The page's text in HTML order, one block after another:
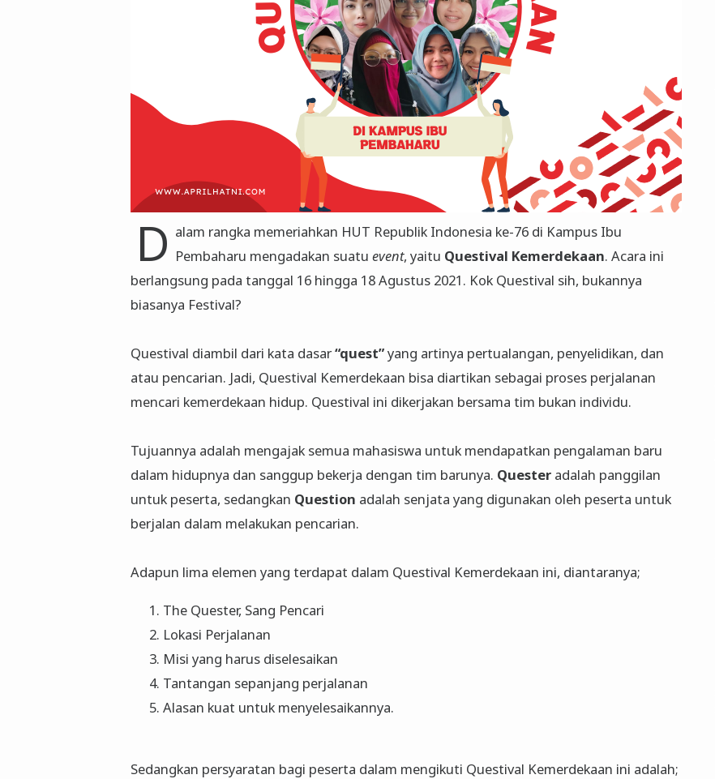
D alam rangka memeriahkan HUT Republik Indonesia ke-76 di Kampus Ibu
Pembaharu mengadakan suatu event, yaitu Questival Kemerdekaan. Acara ini
berlangsung pada tanggal 16 hingga 18 Agustus 2021. Kok Questival sih, bukannya
biasanya Festival?
Questival diambil dari kata dasar“quest”yang artinya pertualangan, penyelidikan, dan
atau pencarian. Jadi, Questival Kemerdekaan bisa diartikan sebagai proses perjalanan
mencari kemerdekaan hidup. Questival ini dikerjakan bersama tim bukan individu.
Tujuannya adalah mengajak semua mahasiswa untuk mendapatkan pengalaman baru
dalam hidupnya dan sanggup bekerja dengan tim barunya. Quester adalah panggilan
untuk peserta, sedangkan Question adalah senjata yang digunakan oleh peserta untuk
berjalan dalam melakukan pencarian.
Adapun lima elemen yang terdapat dalam Questival Kemerdekaan ini, diantaranya;
The Quester, Sang Pencari
Lokasi Perjalanan
Misi yang harus diselesaikan
Tantangan sepanjang perjalanan
Alasan kuat untuk menyelesaikannya.
Sedangkan persyaratan bagi peserta dalam mengikuti Questival Kemerdekaan ini adalah;